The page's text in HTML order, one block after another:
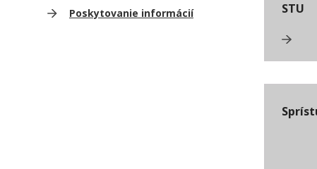
Poskytovanie informácií
STU